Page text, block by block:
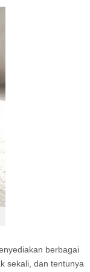
berbagai
sekali, dan tentunya